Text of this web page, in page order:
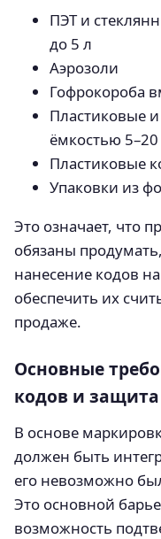
ПЭТ и
до 5 л
Аэрозоли
Гофрокороба
Пластиковые
ёмкостью
Пластиковые
Упаковки из
Это означает, что
обязаны
нанесение кодов
обеспечить их
продаже.
Основные
кодов и
В основе
должен быть
его невозможно
Это основной
возможность